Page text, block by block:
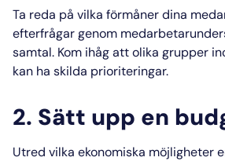
Ta reda på vilka förmåner dina
efterfrågar genom
samtal. Kom ihåg att olika grupper
kan ha skilda prioriteringar.
2. Sätt upp en
Utred vilka ekonomiska möjligheter